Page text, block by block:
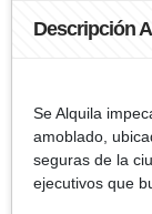
Descripción
Se Alquila
amoblado,
seguras de la
ejecutivos que